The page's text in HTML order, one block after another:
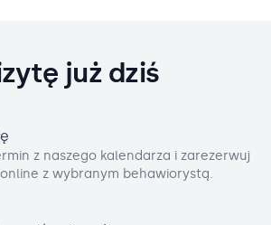
już dziś
z naszego kalendarza i zarezerwuj
z wybranym behawiorystą.